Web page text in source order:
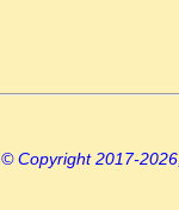
© Copyright 2017-2026,